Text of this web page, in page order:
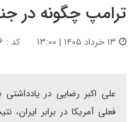
ترامپ چگونه در
کد : ۲۰۳۹۲۷۶
علی اکبر رضایی در
فعلی آمریکا در برابر